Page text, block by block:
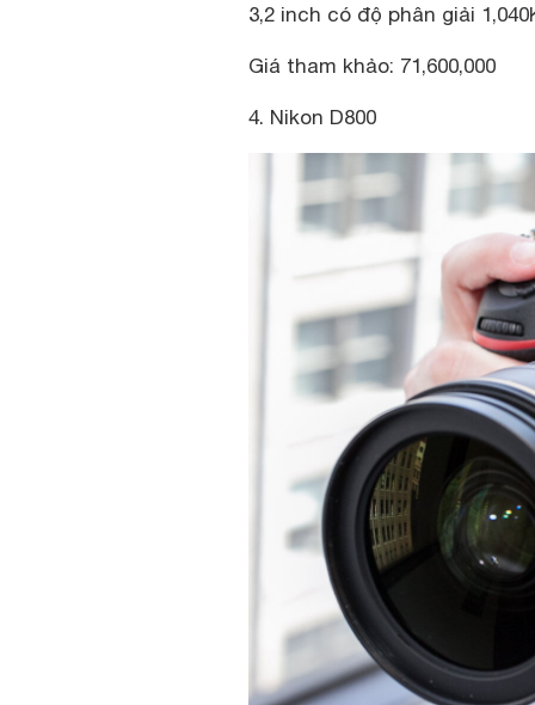
3,2 inch có độ phân giải
Giá tham khảo: 71,600,000
4. Nikon D800